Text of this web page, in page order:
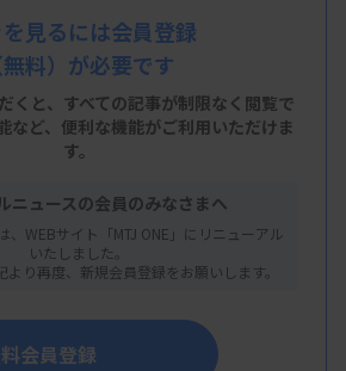
勇人・新渡戸文化短期大学長）
今後、日本産業標準調査会
どを経て官報公示される予定で
の検査施設でもISOが提唱する品
について学びやすい環境を整え
やすい和訳と解説を示します。
見るには会員登録
無料）が必要です
くと、すべての記事が制限なく閲覧で
など、便利な機能がご利用いただけま
す。
ニュースの会員のみなさまへ
、WEBサイト「MTJ ONE」にリニューアル
いたしました。
り再度、新規会員登録をお願いします。
会員登録